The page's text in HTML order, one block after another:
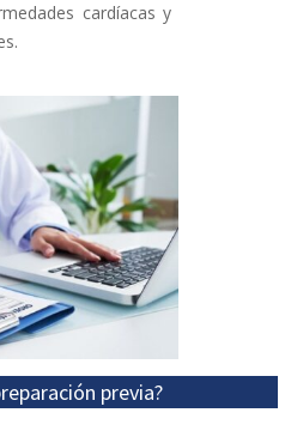
cardíacas y
previa?